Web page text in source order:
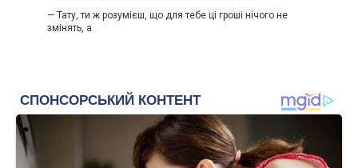
— Тату, ти ж розумієш, що для тебе ці гроші нічого не
змінять, а